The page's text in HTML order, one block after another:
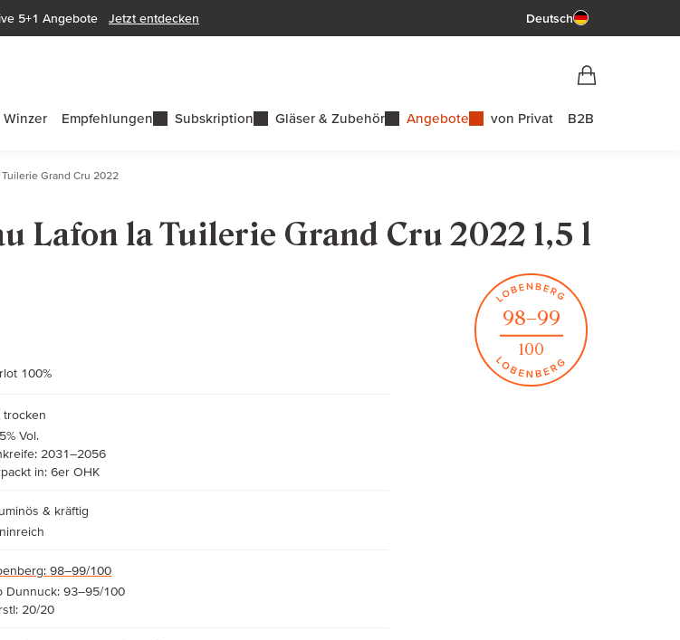
5+1 Angebote Jetzt entdecken Deutsch
Winzer Empfehlungen Subskription Gläser & Zubehör Angebote von Privat B2B
Grand Cru 2022
Lafon la Tuilerie Grand Cru 2022 1,5 l
98–99
100
100%
trocken
Vol.
2031–2056
in: 6er OHK
& kräftig
98–99/100
Dunnuck: 93–95/100
20/20